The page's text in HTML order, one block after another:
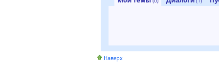
Наверх